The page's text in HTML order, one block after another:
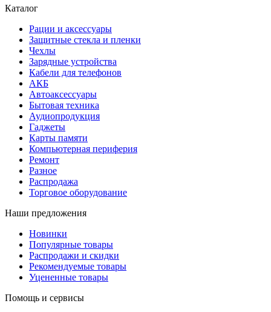
Каталог
Рации и аксессуары
Защитные стекла и пленки
Чехлы
Зарядные устройства
Кабели для телефонов
АКБ
Автоаксессуары
Бытовая техника
Аудиопродукция
Гаджеты
Карты памяти
Компьютерная периферия
Ремонт
Разное
Распродажа
Торговое оборудование
Наши предложения
Новинки
Популярные товары
Распродажи и скидки
Рекомендуемые товары
Уцененные товары
Помощь и сервисы